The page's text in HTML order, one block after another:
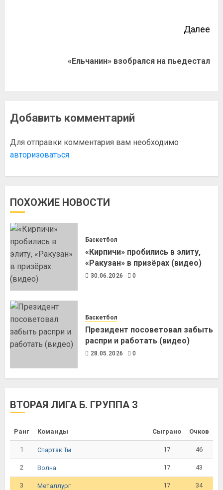
Далее
«Ельчанин» взобрался на пьедестал
Добавить комментарий
Для отправки комментария вам необходимо
авторизоваться.
ПОХОЖИЕ НОВОСТИ
Баскетбол
«Кирпичи» пробились в элиту,
«Ракузан» в призёрах (видео)
30.06.2026 0
Баскетбол
Президент посоветовал забыть
распри и работать (видео)
28.05.2026 0
ВТОРАЯ ЛИГА Б. ГРУППА 3
Ранг Команды Сыграно Очков
1 Спартак Тм 17 46
2 Волна 17 43
3 Металлург 17 34